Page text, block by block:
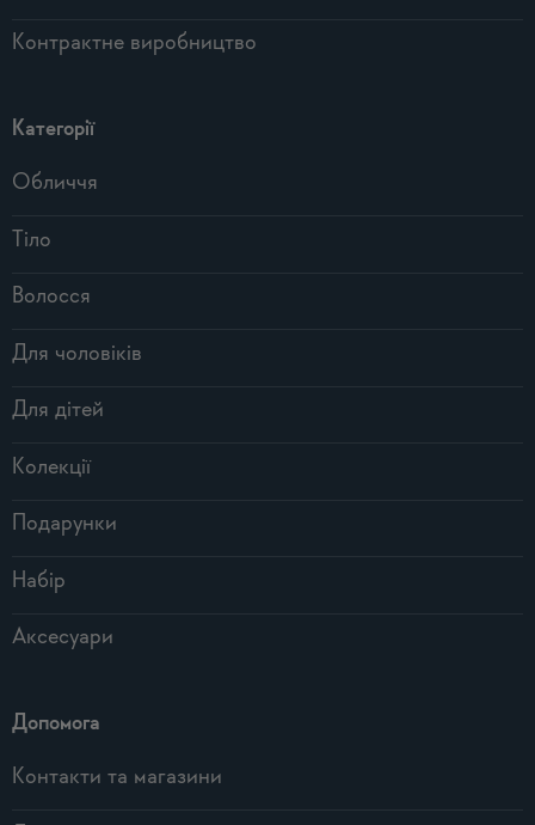
Контрактне виробництво
Категорії
Обличчя
Тіло
Волосся
Для чоловіків
Для дітей
Колекції
Подарунки
Набір
Аксесуари
Допомога
Контакти та магазини